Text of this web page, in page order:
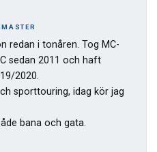
redan i tonåren. Tog MC-
sedan 2011 och haft
2020.
sporttouring, idag kör jag
bana och gata.